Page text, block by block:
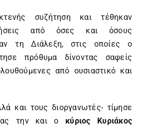
συζήτηση και τέθηκαν
από όσες και όσους
τη Διάλεξη, στις οποίες ο
πρόθυμα δίνοντας σαφείς
από ουσιαστικό και
και τους διοργανωτές- τίμησε
την και ο κύριος Κυριάκος